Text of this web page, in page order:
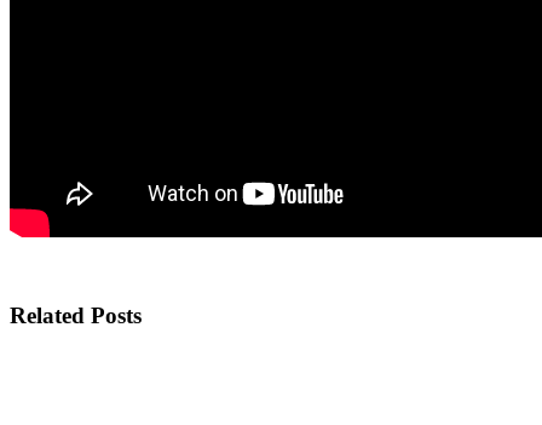
Related Posts